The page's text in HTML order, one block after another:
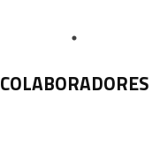
COLABORADORES